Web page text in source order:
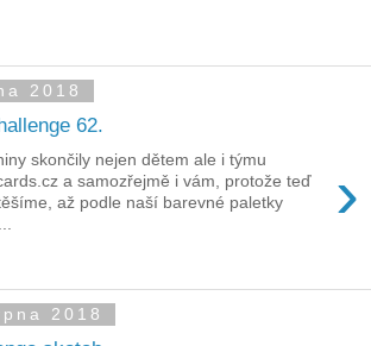
2018
62.
›
skončily nejen dětem ale i týmu
a samozřejmě i vám, protože teď
až podle naší barevné paletky
2018